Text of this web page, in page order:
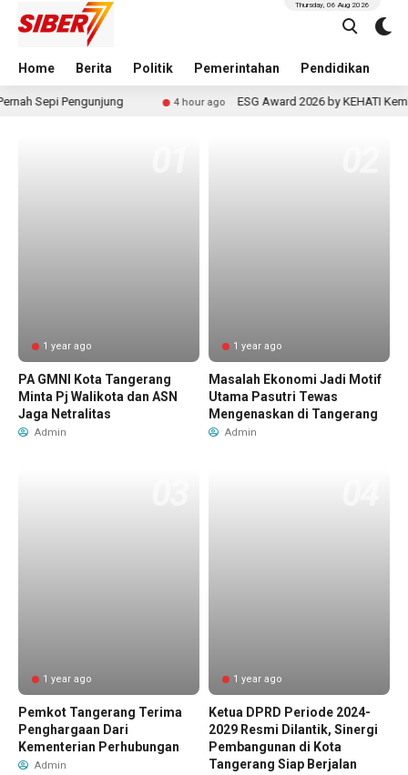
Home Berita Politik Pemerintahan Pendidikan
Thursday, 06 Aug 2026
Sepi Pengunjung 4 hour ago ESG Award 2026 by KEHATI
1 year ago
PA GMNI Kota Tangerang
Minta Pj Walikota dan ASN
Jaga Netralitas
Admin
1 year ago
Masalah Ekonomi Jadi Motif
Utama Pasutri Tewas
Mengenaskan di Tangerang
Admin
1 year ago
Pemkot Tangerang Terima
Penghargaan Dari
Kementerian Perhubungan
Admin
1 year ago
Ketua DPRD Periode 2024-
2029 Resmi Dilantik, Sinergi
Pembangunan di Kota
Tangerang Siap Berjalan